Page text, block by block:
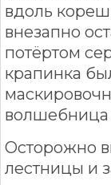
вдоль
внезапно
потёртом
крапинка
волшебница
Осторожно
лестницы и